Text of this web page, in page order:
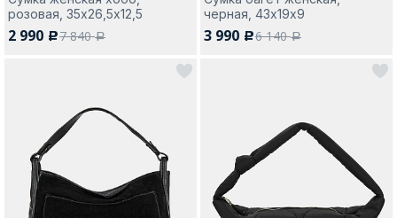
розовая, 35х26,5х12,5
2 990 c7 840a
черная, 43х19х9
3 990 c6 140a